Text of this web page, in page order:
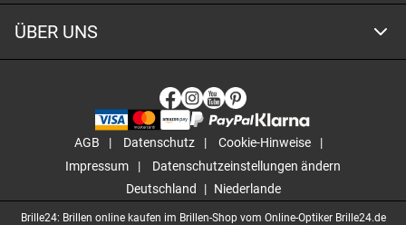
ÜBER UNS
AGB Datenschutz
Cookie-Hinweise
Impressum
Datenschutzeinstellungen ändern
Deutschland
Niederlande
Brille24: Brillen online kaufen im Brillen-Shop vom Online-Optiker Brille24.de